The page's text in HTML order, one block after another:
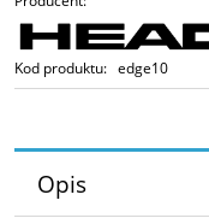
Kod produktu: edge10
Opis